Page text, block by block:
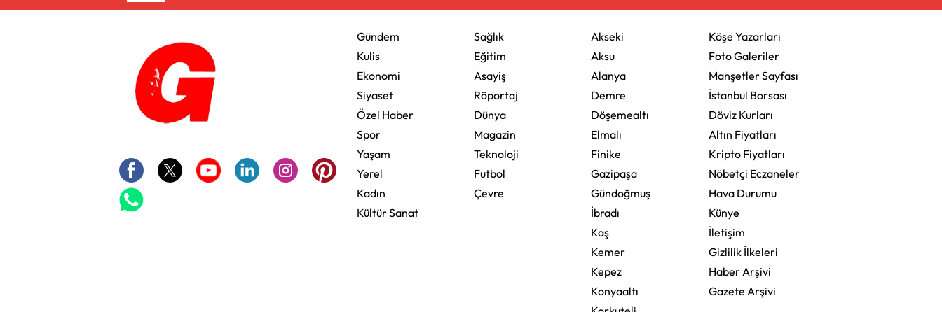
Gündem
Kulis
Ekonomi
Siyaset
Özel Haber
Spor
Yaşam
Yerel
Kadın
Kültür Sanat
Sağlık
Eğitim
Asayiş
Röportaj
Dünya
Magazin
Teknoloji
Futbol
Çevre
Akseki
Aksu
Alanya
Demre
Döşemealtı
Elmalı
Finike
Gazipaşa
Gündoğmuş
İbradı
Kaş
Kemer
Kepez
Konyaaltı
Köşe Yazarları
Foto Galeriler
Manşetler Sayfası
İstanbul Borsası
Döviz Kurları
Altın Fiyatları
Kripto Fiyatları
Nöbetçi Eczaneler
Hava Durumu
Künye
İletişim
Gizlilik İlkeleri
Haber Arşivi
Gazete Arşivi